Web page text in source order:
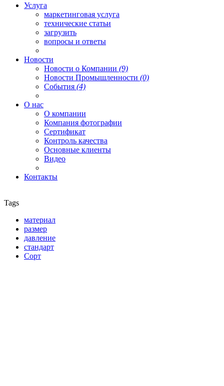
Услуга
маркетинговая услуга
технические статьи
загрузить
вопросы и ответы
Новости
Новости о Компании (9)
Новости Промышленности (0)
События (4)
О нас
О компании
Компания фотографии
Сертификат
Контроль качества
Основные клиенты
Видео
Контакты
Tags
материал
размер
давление
стандарт
Сорт